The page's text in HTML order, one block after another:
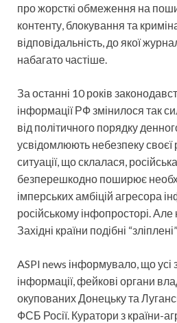
про жорсткі обмеження на
контенту, блокування та
відповідальність, до якої
набагато частіше.
За останні 10 років
інформації РФ змінилося так
від політичного порядку
усвідомлюють небезпеку
ситуації, що склалася,
безперешкодно поширює
імперських амбіцій агресора
російському інфопросторі. Але
Західні країни подібні
ASPI news інформувало, що усі
інформації, фейкові органи
окупованих Донецьку та
ФСБ Росії. Куратори з країни-